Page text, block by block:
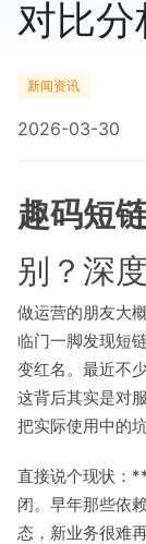
对比分
新闻资讯
2026-03-30
趣码短
别？深
做运营的朋友大
临门一脚发现短
变红名。最近不
这背后其实是对
把实际使用中的
直接说个现状：
闭。早年那些依
态，新业务很难